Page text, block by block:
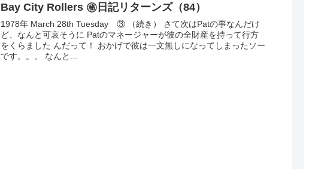
Bay City Rollers ㊙日記リターンズ（84）
1978年 March 28th Tuesday ③ （続き） さて次はPatの事なんだけ
ど、なんと可哀そうに Patのマネージャーが彼の全財産を持って行方
をくらました んだって！ おかげで彼は一文無しになってしまったソー
です。。。 なんと...